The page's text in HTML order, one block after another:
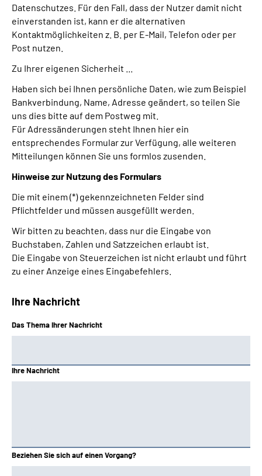
Datenschutzes. Für den Fall, dass der Nutzer damit nicht
einverstanden ist, kann er die alternativen
Kontaktmöglichkeiten z. B. per E-Mail, Telefon oder per
Post nutzen.
Zu Ihrer eigenen Sicherheit ...
Haben sich bei Ihnen persönliche Daten, wie zum Beispiel
Bankverbindung, Name, Adresse geändert, so teilen Sie
uns dies bitte auf dem Postweg mit.
Für Adressänderungen steht Ihnen hier ein
entsprechendes Formular zur Verfügung, alle weiteren
Mitteilungen können Sie uns formlos zusenden.
Hinweise zur Nutzung des Formulars
Die mit einem (*) gekennzeichneten Felder sind
Pflichtfelder und müssen ausgefüllt werden.
Wir bitten zu beachten, dass nur die Eingabe von
Buchstaben, Zahlen und Satzzeichen erlaubt ist.
Die Eingabe von Steuerzeichen ist nicht erlaubt und führt
zu einer Anzeige eines Eingabefehlers.
Ihre Nachricht
Das Thema Ihrer Nachricht
Ihre Nachricht
Beziehen Sie sich auf einen Vorgang?